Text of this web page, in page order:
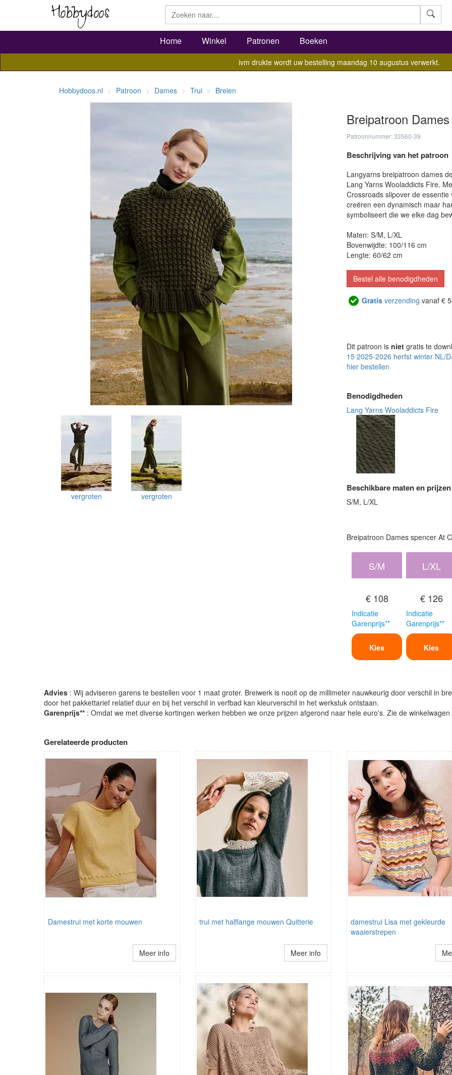
Home Winkel Patronen Boeken
ivm drukte wordt uw bestelling maandag 10 augustus verwerkt.
Hobbydoos.nl Patroon Dames Trui Breien
vergroten vergroten
Breipatroon
Patroonnummer: 33560-39
Beschrijving van het patroon
Langyarns breipatroon dames
Lang Yarns Wooladdicts Fire.
Crossroads slipover de
creëren een dynamisch maar
symboliseert die we elke dag
Maten: S/M, L/XL
Bovenwijdte: 100/116 cm
Lengte: 60/62 cm
Bestel alle benodigdheden
Gratis verzending vanaf €
Dit patroon is niet gratis te
15 2025-2026 herfst winter NL/
hier bestellen
Benodigdheden
Lang Yarns Wooladdicts Fire
Beschikbare maten en prijzen
S/M, L/XL
Breipatroon Dames spencer At
S/M
€ 108
Indicatie
Garenprijs**
Kies
L/XL
€ 126
Indicatie
Garenprijs**
Kies
Advies : Wij adviseren garens te bestellen voor 1 maat groter. Breiwerk is nooit op de millimeter nauwkeurig door verschil in
door het pakkettarief relatief duur en bij het verschil in verfbad kan kleurverschil in het werkstuk ontstaan.
Garenprijs** : Omdat we met diverse kortingen werken hebben we onze prijzen afgerond naar hele euro's. Zie de
Gerelateerde producten
Damestrui met korte mouwen
Meer info
trui met halflange mouwen Quitterie
Meer info
damestrui Lisa met gekleurde
waaierstrepen